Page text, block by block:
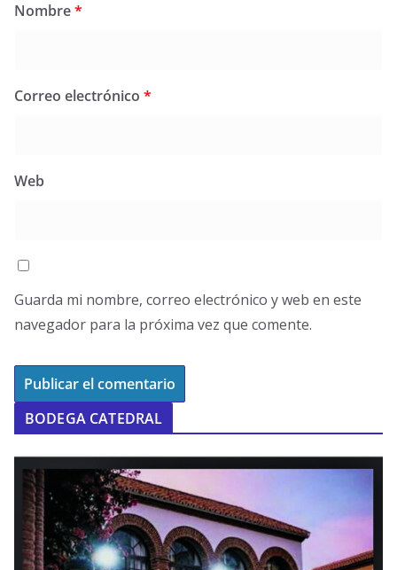
Nombre*
Correo electrónico *
Web
Guarda mi nombre, correo electrónico y web en este
navegador para la próxima vez que comente.
BODEGA CATEDRAL